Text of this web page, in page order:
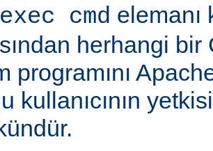
exec cmd elemanı
herhangi
programını
kullanıcının